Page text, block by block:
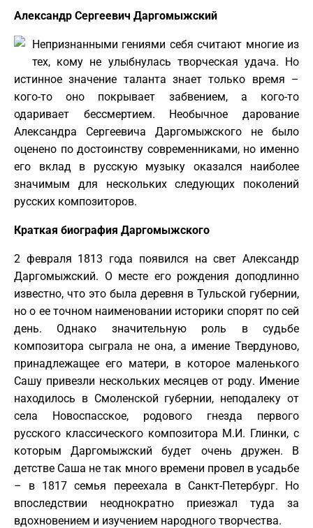
Александр Сергеевич Даргомыжский
Непризнанными гениями себя считают многие из
тех, кому не улыбнулась творческая удача. Но
истинное значение таланта знает только время –
кого-то оно покрывает забвением, а кого-то
одаривает бессмертием. Необычное дарование
Александра Сергеевича Даргомыжского не было
оценено по достоинству современниками, но именно
его вклад в русскую музыку оказался наиболее
значимым для нескольких следующих поколений
русских композиторов.
Краткая биография Даргомыжского
2 февраля 1813 года появился на свет Александр
Даргомыжский. О месте его рождения доподлинно
известно, что это была деревня в Тульской губернии,
но о ее точном наименовании историки спорят по сей
день. Однако значительную роль в судьбе
композитора сыграла не она, а имение Твердуново,
принадлежащее его матери, в которое маленького
Сашу привезли нескольких месяцев от роду. Имение
находилось в Смоленской губернии, неподалеку от
села Новоспасское, родового гнезда первого
русского классического композитора М.И. Глинки, с
которым Даргомыжский будет очень дружен. В
детстве Саша не так много времени провел в усадьбе
– в 1817 семья переехала в Санкт-Петербург. Но
впоследствии неоднократно приезжал туда за
вдохновением и изучением народного творчества.